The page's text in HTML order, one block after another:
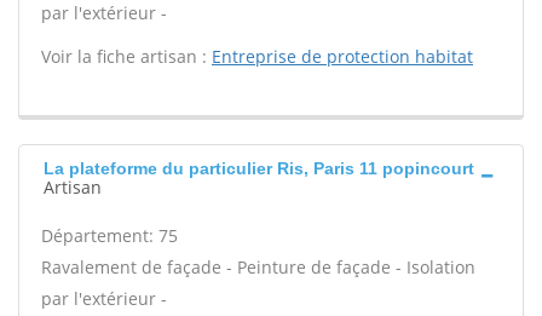
par l'extérieur -
Voir la fiche artisan : Entreprise de protection habitat
La plateforme du particulier Ris, Paris 11 popincourt
Artisan
Département: 75
Ravalement de façade - Peinture de façade - Isolation
par l'extérieur -